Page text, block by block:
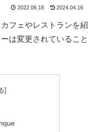
2022.06.18 2024.04.16
フェやレストランを紹
は変更されていること